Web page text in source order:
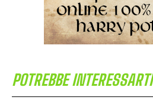
POTREBBE INTERESSARTI